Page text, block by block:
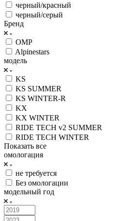
черный/красный
черный/серый
Бренд
OMP
Alpinestars
модель
KS
KS SUMMER
KS WINTER-R
KX
KX WINTER
RIDE TECH v2 SUMMER
RIDE TECH WINTER
Показать все
омологация
не требуется
Без омологации
модельный год